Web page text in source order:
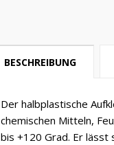
BESCHREIBUNG
Der halbplastische
chemischen Mitteln,
bis +120 Grad. Er